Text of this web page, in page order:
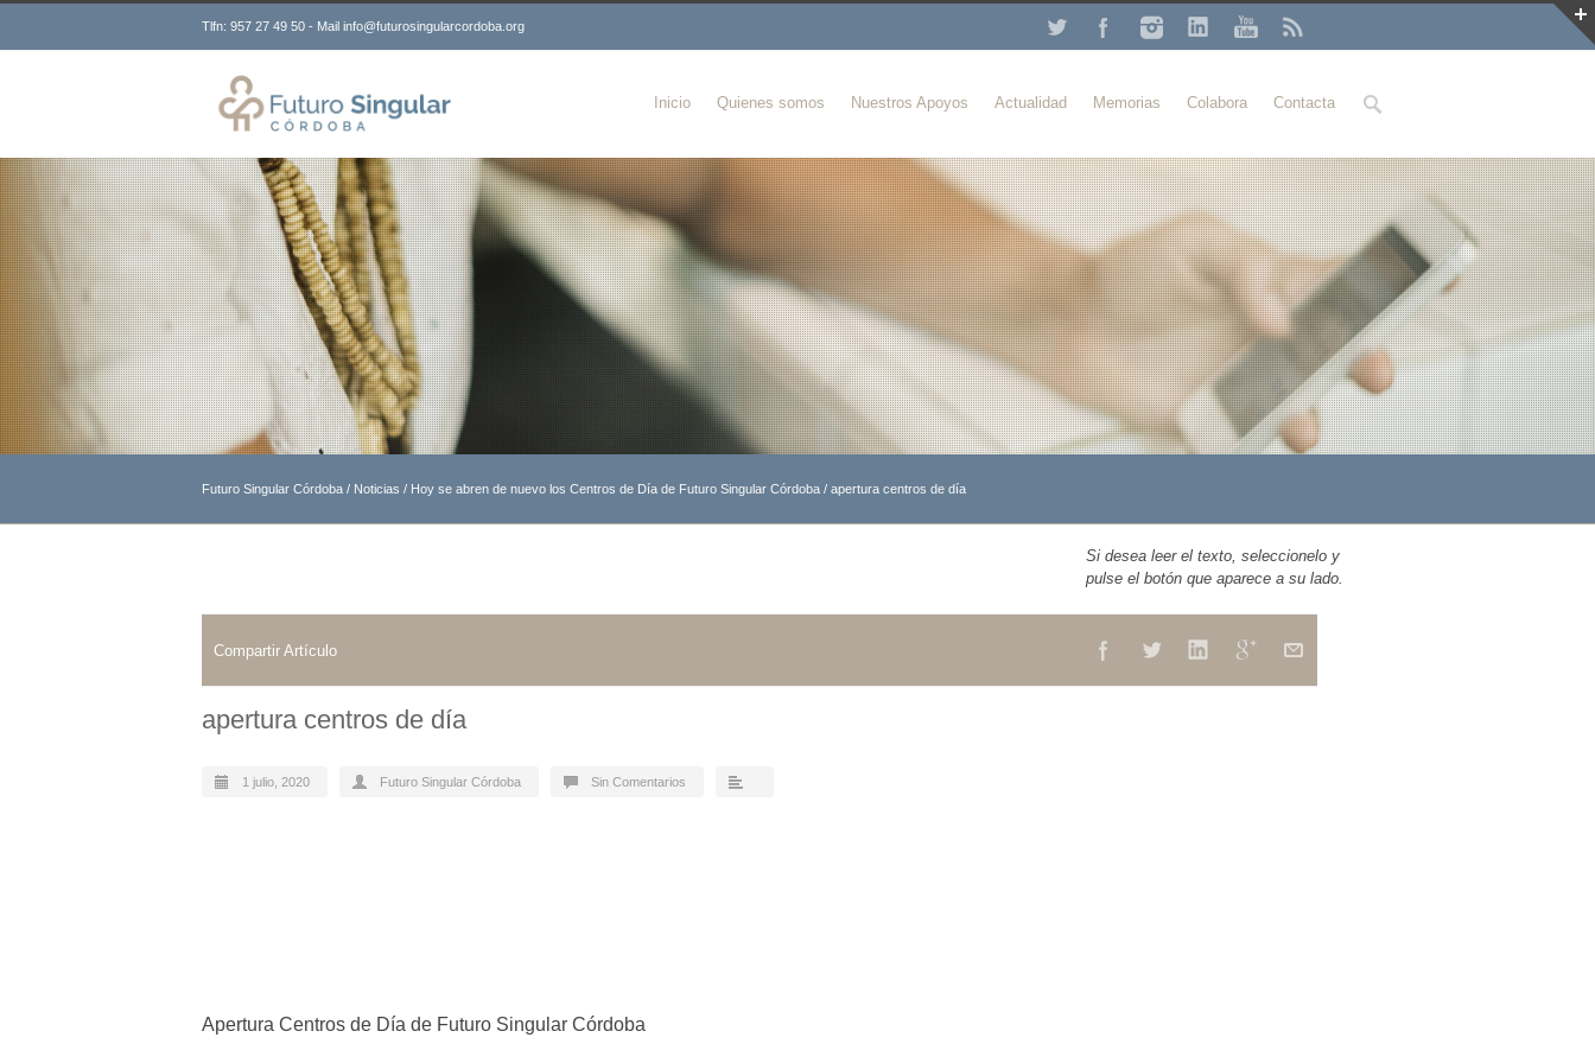
Tlfn: 957 27 49 50 - Mail info@futurosingularcordoba.org
Buscar
Inicio Quienes somos Nuestros Apoyos Actualidad Memorias Colabora Contacta
Futuro Singular Córdoba / Noticias / Hoy se abren de nuevo los Centros de Día de Futuro Singular Córdoba / apertura centros de día
Si desea leer el texto, seleccionelo y
pulse el botón que aparece a su lado.
Compartir Artículo
apertura centros de día
1 julio, 2020 Futuro Singular Córdoba Sin Comentarios
Apertura Centros de Día de Futuro Singular Córdoba